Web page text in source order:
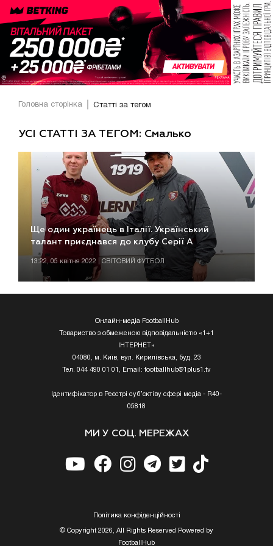
Головна сторінка Статті за тегом
УСІ СТАТТІ ЗА ТЕГОМ: Смалько
Ще один українець в Італії. Український
талант приєднався до клубу Серії А
13:22, 05 квітня 2022 | СВІТОВИЙ ФУТБОЛ
Онлайн-медіа FootballHub
Товариство з обмеженою відповідальністю «1+1
ІНТЕРНЕТ»
04080, м. Київ, вул. Кирилівська, буд. 23
Тел. 044 490 01 01, Email: footballhub@1plus1.tv
Ідентифікатор в Реєстрі суб’єктіву сфері медіа - R40-
05818
МИ У СОЦ. МЕРЕЖАХ
Полiтика конфiденцiйностi
© Copyright 2026, All Rights Reserved Powered by
FootballHub